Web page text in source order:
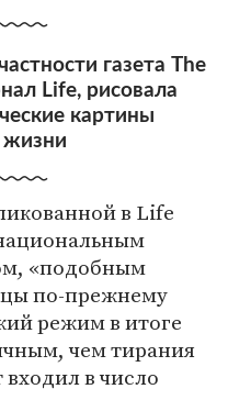
газета The
Life, рисовала
картины
жизни
в Life
«подобным
по-прежнему
режим в итоге
чем тирания
в число